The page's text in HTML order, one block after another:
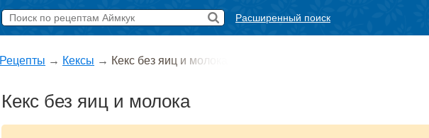
Расширенный поиск
Рецепты → Кексы → Кекс без яиц и молока
Кекс без яиц и молока